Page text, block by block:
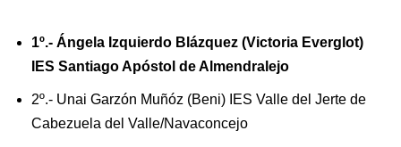
1º.- Ángela Izquierdo Blázquez (Victoria Everglot)
IES Santiago Apóstol de Almendralejo
2º.- Unai Garzón Muñóz (Beni) IES Valle del Jerte de
Cabezuela del Valle/Navaconcejo